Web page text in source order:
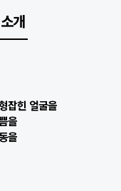
개
잡힌 얼굴을
을
을